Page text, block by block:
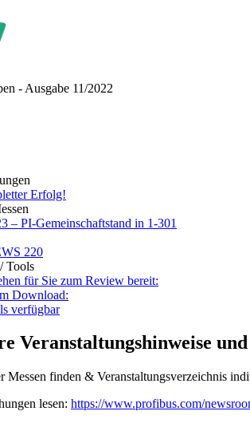
- Ausgabe 11/2022
Erfolg!
– PI-Gemeinschaftstand in 1-301
220
Tools
für Sie zum Review bereit:
Download:
verfügbar
Veranstaltungshinweise
Messen finden & Veranstaltungsverzeichnis
lesen: https://www.profibus.com/